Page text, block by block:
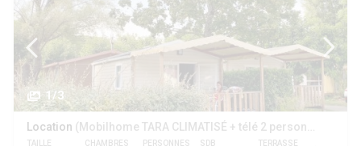
1/3
Location (Mobilhome TARA CLIMATISÉ + télé 2 personnes)
TAILLE CHAMBRES PERSONNES SDB TERRASSE